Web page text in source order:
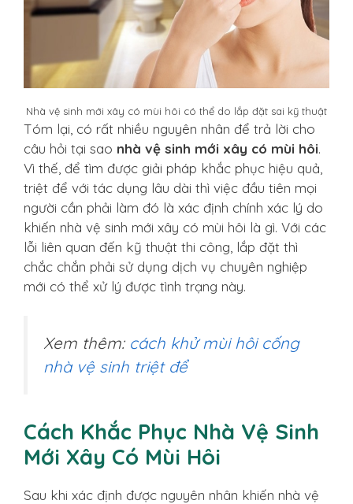
Nhà vệ sinh mới xây có mùi hôi có thể do lắp đặt sai kỹ thuật
Tóm lại, có rất nhiều nguyên nhân để trả lời cho
câu hỏi tại sao nhà vệ sinh mới xây có mùi hôi.
Vì thế, để tìm được giải pháp khắc phục hiệu quả,
triệt để với tác dụng lâu dài thì việc đầu tiên mọi
người cần phải làm đó là xác định chính xác lý do
khiến nhà vệ sinh mới xây có mùi hôi là gì. Với các
lỗi liên quan đến kỹ thuật thi công, lắp đặt thì
chắc chắn phải sử dụng dịch vụ chuyên nghiệp
mới có thể xử lý được tình trạng này.
Xem thêm: cách khử mùi hôi cống
nhà vệ sinh triệt để
Cách Khắc Phục Nhà Vệ Sinh
Mới Xây Có Mùi Hôi
Sau khi xác định được nguyên nhân khiến nhà vệ